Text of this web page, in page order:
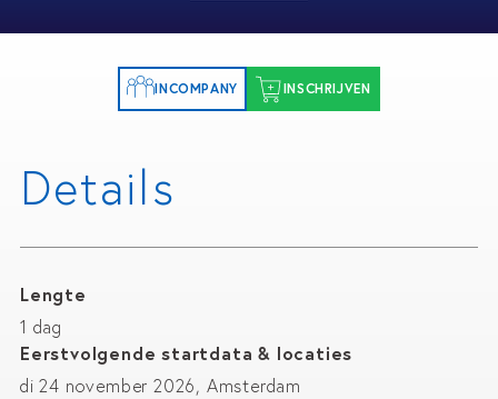
INCOMPANY INSCHRIJVEN
Details
Lengte
1 dag
Eerstvolgende startdata & locaties
di 24 november 2026, Amsterdam